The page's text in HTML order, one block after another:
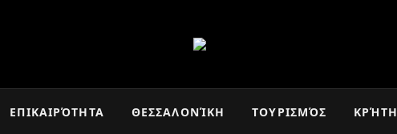
ΕΠΙΚΑΙΡΌΤΗΤΑ ΘΕΣΣΑΛΟΝΊΚΗ ΤΟΥΡΙΣΜΌΣ ΚΡΉΤΗ